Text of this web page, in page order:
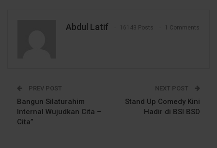
Abdul Latif 16143 Posts 1 Comments
PREV POST
Bangun Silaturahim
Internal Wujudkan Cita –
Cita”
NEXT POST
Stand Up Comedy Kini
Hadir di BSI BSD